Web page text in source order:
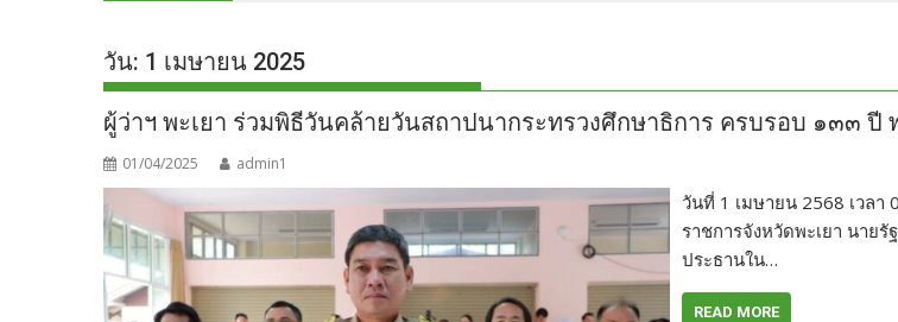
วัน: 1 เมษายน 2025
ผู้ว่าฯ พะเยา ร่วมพิธีวันคล้ายวันสถาปนากระทรวงศึกษาธิการ ครบรอบ ๑๓๓ ปี
01/04/2025 admin1
วันที่ 1 เมษายน 2568 เวลา
ราชการจังหวัดพะเยา นาย
ประธานใน…
READ MORE